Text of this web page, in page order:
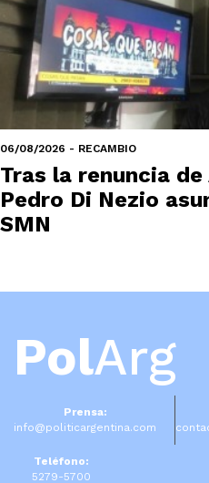
06/08/2026 - RECAMBIO
Tras la renuncia
Pedro Di Nezio
SMN
PolArg
Prensa:
info@politicargentina.com
Teléfono:
5279-5700